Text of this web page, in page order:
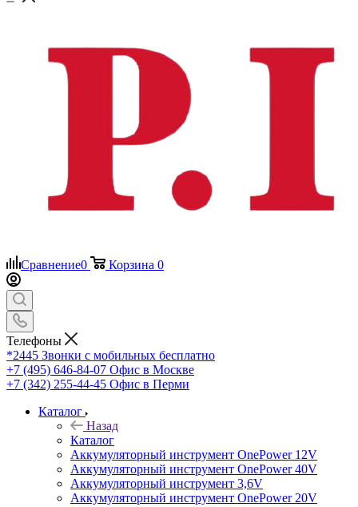
Сравнение0 Корзина 0
Телефоны
*2445 Звонки с мобильных бесплатно
+7 (495) 646-84-07 Офис в Москве
+7 (342) 255-44-45 Офис в Перми
Каталог
Назад
Каталог
Аккумуляторный инструмент OnePower 12V
Аккумуляторный инструмент OnePower 40V
Аккумуляторный инструмент 3,6V
Аккумуляторный инструмент OnePower 20V